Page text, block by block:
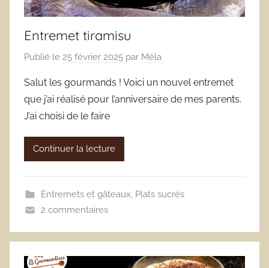
Entremet tiramisu
Publié le 25 février 2025 par Méla
Salut les gourmands ! Voici un nouvel entremet
que j’ai réalisé pour l’anniversaire de mes parents.
J’ai choisi de le faire
Continuer la lecture
Entremets et gâteaux Plats sucrés
2 commentaires